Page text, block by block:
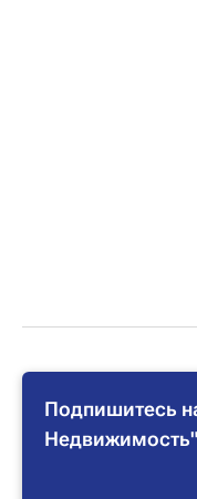
Подпишитесь
Недвижимость"